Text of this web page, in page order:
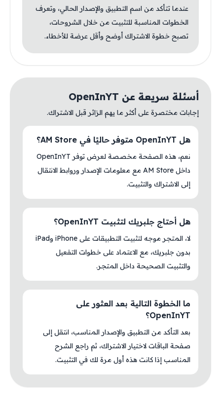
عندما تتأكد من اسم التطبيق والإصدار الحالي، وتعرف
الخطوات المناسبة للتثبيت من خلال الشروحات،
تصبح خطوة الاشتراك أوضح وأقل عرضة للأخطاء.
أسئلة سريعة عن OpenInYT
إجابات مختصرة على أكثر ما يهم الزائر قبل الاشتراك.
هل OpenInYT متوفر حاليًا في AM Store؟
نعم، هذه الصفحة مخصصة لعرض توفر OpenInYT
داخل AM Store مع معلومات الإصدار وروابط الانتقال
إلى الاشتراك والتثبيت.
هل أحتاج جلبريك لتثبيت OpenInYT؟
لا، المتجر موجه لتثبيت التطبيقات على iPhone وiPad
بدون جلبريك، مع الاعتماد على خطوات التفعيل
والتثبيت الصحيحة داخل المتجر.
ما الخطوة التالية بعد العثور على
OpenInYT؟
بعد التأكد من التطبيق والإصدار المناسب، انتقل إلى
صفحة الباقات لاختيار الاشتراك، ثم راجع الشرح
المناسب إذا كانت هذه أول مرة لك في التثبيت.